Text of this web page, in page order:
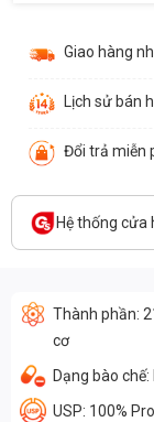
Giao hàng
Lịch sử bán
Đổi trả miễn
Hệ thống cửa
Thành phần:
cơ
Dạng bào chế:
USP: 100%